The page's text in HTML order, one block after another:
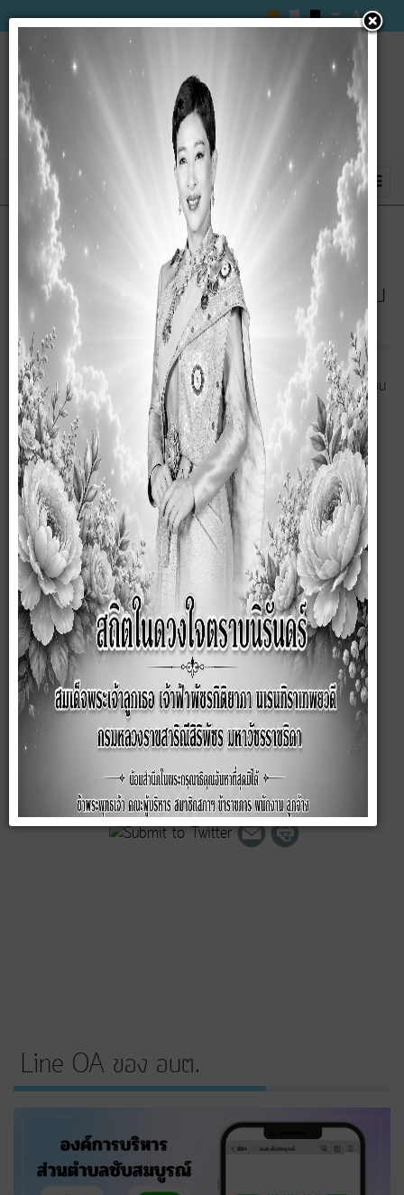
ประกาศ เรื่อง ประกวดราคาจ้างก่อสร้าง
ห้องน้ำ ห้องส้วม องค์การบริหารส่วนตำบลซับ
สมบูรณ์
ประกาศ เรื่อง ประกวดราคาจ้างก่อสร้างห้องน้ำ ห้องส้วม องค์การบริหารส่วน
ตำบลซับสมบูรณ์
Line OA ของ อบต.